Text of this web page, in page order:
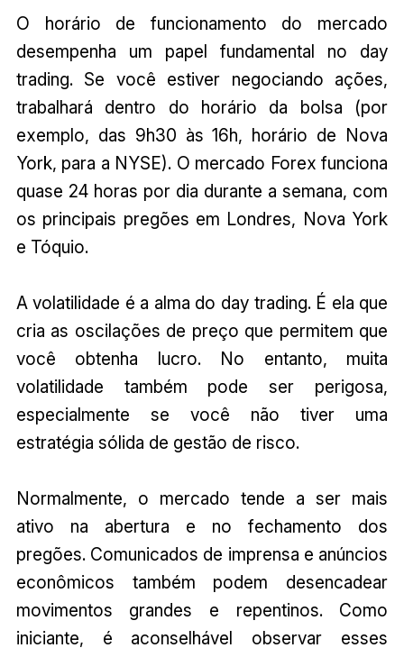
O horário de funcionamento do mercado
desempenha um papel fundamental no day
trading. Se você estiver negociando ações,
trabalhará dentro do horário da bolsa (por
exemplo, das 9h30 às 16h, horário de Nova
York, para a NYSE). O mercado Forex funciona
quase 24 horas por dia durante a semana, com
os principais pregões em Londres, Nova York
e Tóquio.
A volatilidade é a alma do day trading. É ela que
cria as oscilações de preço que permitem que
você obtenha lucro. No entanto, muita
volatilidade também pode ser perigosa,
especialmente se você não tiver uma
estratégia sólida de gestão de risco.
Normalmente, o mercado tende a ser mais
ativo na abertura e no fechamento dos
pregões. Comunicados de imprensa e anúncios
econômicos também podem desencadear
movimentos grandes e repentinos. Como
iniciante, é aconselhável observar esses